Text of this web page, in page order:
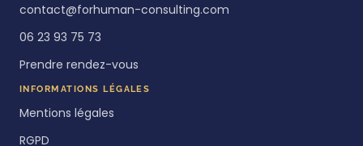
contact@forhuman-consulting.com
06 23 93 75 73
Prendre rendez-vous
INFORMATIONS LÉGALES
Mentions légales
RGPD